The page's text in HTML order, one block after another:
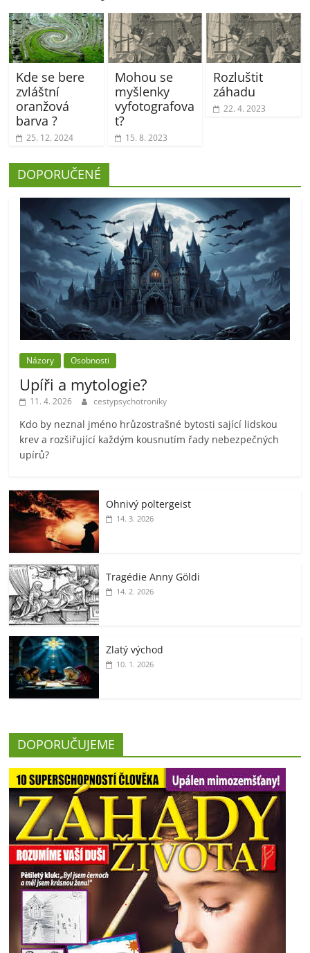
Kde se bere
zvláštní
oranžová
barva ?
25. 12. 2024
Mohou se
myšlenky
vyfotografova
t?
15. 8. 2023
Rozluštit
záhadu
22. 4. 2023
DOPORUČENÉ
Názory Osobnosti
Upíři a mytologie?
11. 4. 2026 cestypsychotroniky
Kdo by neznal jméno hrůzostrašné bytosti sající lidskou
krev a rozšiřující každým kousnutím řady nebezpečných
upírů?
Ohnivý poltergeist
14. 3. 2026
Tragédie Anny Göldi
14. 2. 2026
Zlatý východ
10. 1. 2026
DOPORUČUJEME